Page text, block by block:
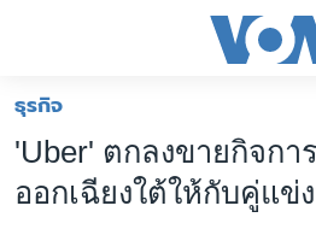
ต่อ
ข้าม
เนื้อหา
หน้าหลัก
โลก
เอเชีย
ธุรกิจ
'Uber' ตกลงขายกิจกา
ออกเฉียงใต้ให้กับคู่แข่